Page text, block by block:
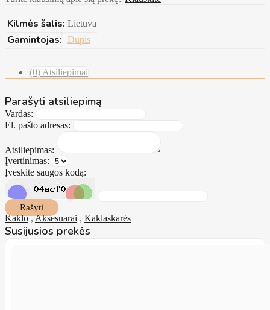
Kilmės šalis: Lietuva
Gamintojas: Dupis
(0) Atsiliepimai
Parašyti atsiliepimą
Vardas:
El. pašto adresas:
Atsiliepimas:
Įvertinimas:
Įveskite saugos kodą:
Rašyti
Kaklo,Aksesuarai , Kaklaskarės
Susijusios prekės